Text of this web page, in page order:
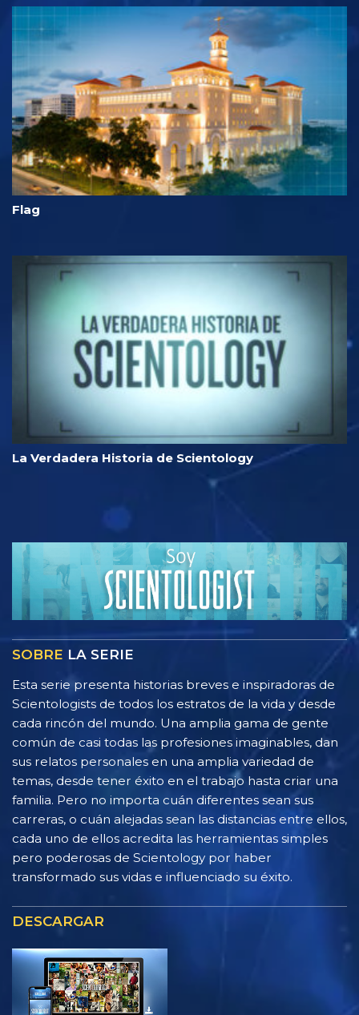
Flag
La Verdadera Historia de Scientology
SOBRE LA SERIE
Esta serie presenta historias breves e inspiradoras de
Scientologists de todos los estratos de la vida y desde
cada rincón del mundo. Una amplia gama de gente
común de casi todas las profesiones imaginables, dan
sus relatos personales en una amplia variedad de
temas, desde tener éxito en el trabajo hasta criar una
familia. Pero no importa cuán diferentes sean sus
carreras, o cuán alejadas sean las distancias entre ellos,
cada uno de ellos acredita las herramientas simples
pero poderosas de Scientology por haber
transformado sus vidas e influenciado su éxito.
DESCARGAR